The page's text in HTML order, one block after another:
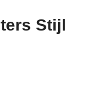
Stijl